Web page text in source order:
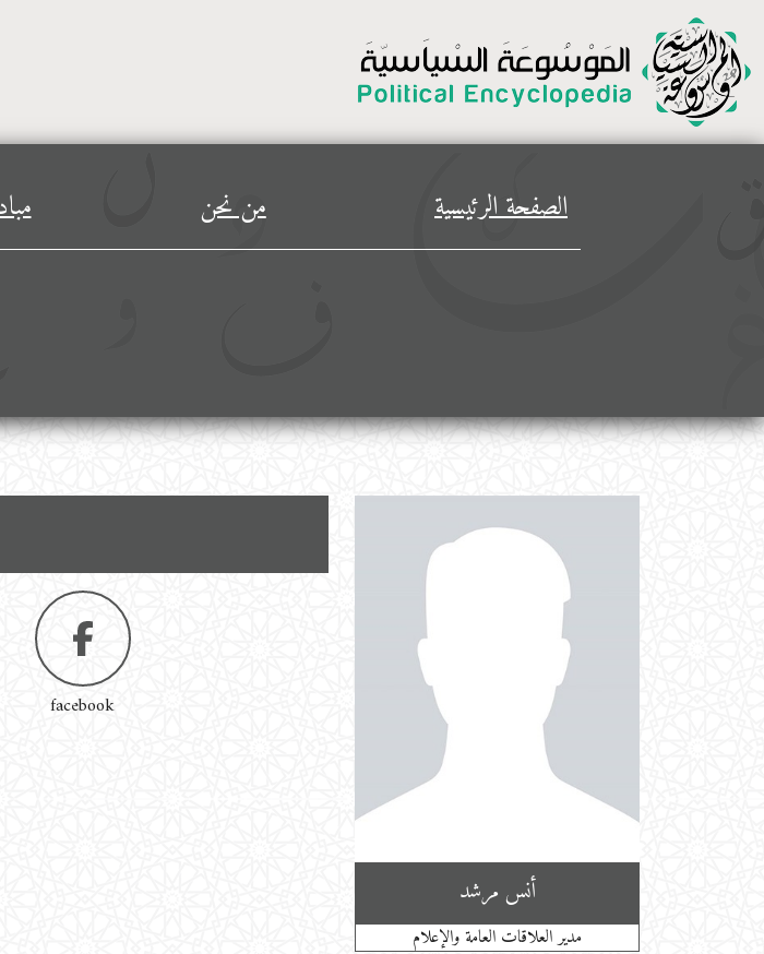
الصفحة الرئيسية من نحن
أنس مرشد
مدير العلاقات العامة والإعلام
facebook